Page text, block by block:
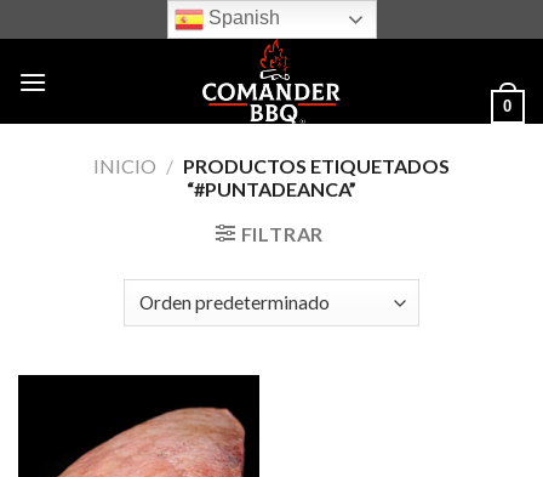
to
content
Spanish
0
INICIO / PRODUCTOS ETIQUETADOS
“#PUNTADEANCA”
FILTRAR